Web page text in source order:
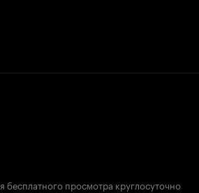
просмотра круглосуточно